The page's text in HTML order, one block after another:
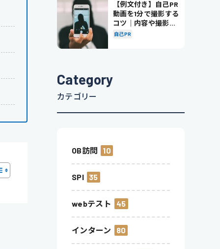
【例文付き】自己PR
動画を1分で撮影する
コツ｜内容や撮影の
ポイントも解説
自己PR
Category
カテゴリー
OB訪問 10
SPI 35
webテスト 45
インターン 80